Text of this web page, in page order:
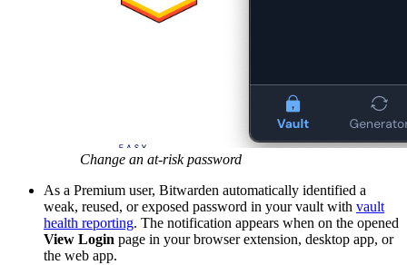
Change an at-risk password
As a Premium user, Bitwarden automatically identified a
weak, reused, or exposed password in your vault with vault
health reporting. The notification appears when on the opened
View Login page in your browser extension, desktop app, or
the web app.